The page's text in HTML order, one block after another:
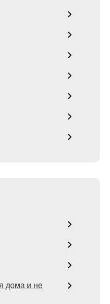
дома и не